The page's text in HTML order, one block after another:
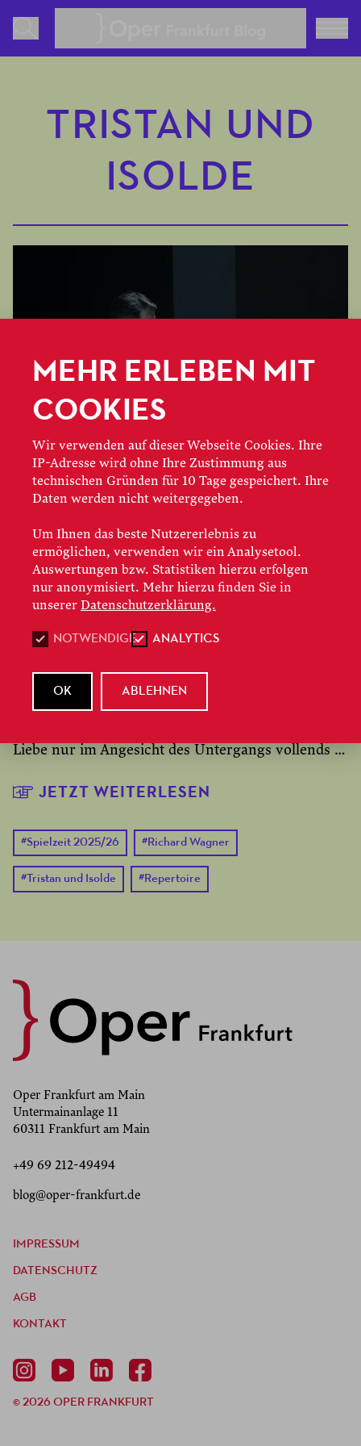
TRISTAN UND
ISOLDE
23.02.2026
Liebe nur im Angesicht des Untergangs vollends …
JETZT WEITERLESEN
#Spielzeit 2025/26 #Richard Wagner
# Tristan und Isolde #Repertoire
Oper Frankfurt am Main
Untermainanlage 11
60311 Frankfurt am Main
+49 69 212-49494
blog@oper-frankfurt.de
IMPRESSUM
DATENSCHUTZ
AGB
KONTAKT
© 2026 OPER FRANKFURT
MEHR ERLEBEN MIT
COOKIES
Wir verwenden auf dieser Webseite Cookies. Ihre
IP-Adresse wird ohne Ihre Zustimmung aus
technischen Gründen für 10 Tage gespeichert. Ihre
Daten werden nicht weitergegeben.
Um Ihnen das beste Nutzererlebnis zu
ermöglichen, verwenden wir ein Analysetool.
Auswertungen bzw. Statistiken hierzu erfolgen
nur anonymisiert. Mehr hierzu finden Sie in
unserer Datenschutzerklärung.
NOTWENDIGE ANALYTICS
OK ABLEHNEN